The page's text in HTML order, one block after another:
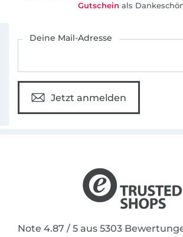
Gutschein als
Deine Mail-Adresse
Jetzt anmelden
Note 4.87 / 5 aus 5303